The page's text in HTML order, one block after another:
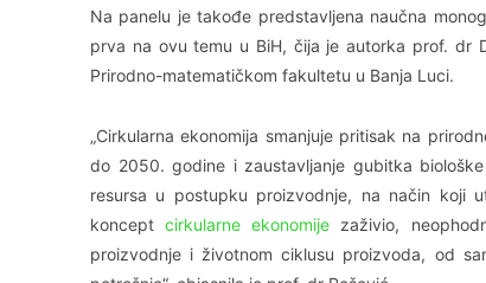
Na panelu je takođe predstavljena naučna
prva na ovu temu u BiH, čija je autorka prof. dr
Prirodno-matematičkom fakultetu u Banja Luci.
„Cirkularna ekonomija smanjuje pritisak na
do 2050. godine i zaustavljanje gubitka
resursa u postupku proizvodnje, na način koji
konceptcirkularne ekonomije zaživio,
proizvodnje i životnom ciklusu proizvoda, od